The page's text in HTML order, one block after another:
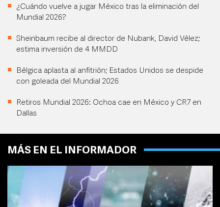
¿Cuándo vuelve a jugar México tras la eliminación del
Mundial 2026?
Sheinbaum recibe al director de Nubank, David Vélez;
estima inversión de 4 MMDD
Bélgica aplasta al anfitrión; Estados Unidos se despide
con goleada del Mundial 2026
Retiros Mundial 2026: Ochoa cae en México y CR7 en
Dallas
MÁS EN EL INFORMADOR